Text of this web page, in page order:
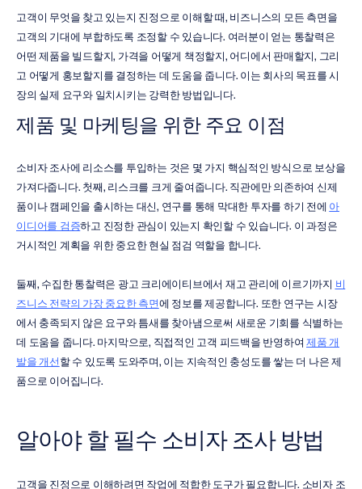
고객이 무엇을 찾고 있는지 진정으로 이해할 때, 비즈니스의 모든 측면을
고객의 기대에 부합하도록 조정할 수 있습니다. 여러분이 얻는 통찰력은
어떤 제품을 빌드할지, 가격을 어떻게 책정할지, 어디에서 판매할지, 그리
고 어떻게 홍보할지를 결정하는 데 도움을 줍니다. 이는 회사의 목표를 시
장의 실제 요구와 일치시키는 강력한 방법입니다.
제품 및 마케팅을 위한 주요 이점
소비자 조사에 리소스를 투입하는 것은 몇 가지 핵심적인 방식으로 보상을
가져다줍니다. 첫째, 리스크를 크게 줄여줍니다. 직관에만 의존하여 신제
품이나 캠페인을 출시하는 대신, 연구를 통해 막대한 투자를 하기 전에 아
이디어를 검증하고 진정한 관심이 있는지 확인할 수 있습니다. 이 과정은
거시적인 계획을 위한 중요한 현실 점검 역할을 합니다.
둘째, 수집한 통찰력은 광고 크리에이티브에서 재고 관리에 이르기까지 비
즈니스 전략의 가장 중요한 측면에 정보를 제공합니다. 또한 연구는 시장
에서 충족되지 않은 요구와 틈새를 찾아냄으로써 새로운 기회를 식별하는
데 도움을 줍니다. 마지막으로, 직접적인 고객 피드백을 반영하여 제품 개
발을 개선할 수 있도록 도와주며, 이는 지속적인 충성도를 쌓는 더 나은 제
품으로 이어집니다.
알아야 할 필수 소비자 조사 방법
고객을 진정으로 이해하려면 작업에 적합한 도구가 필요합니다. 소비자 조